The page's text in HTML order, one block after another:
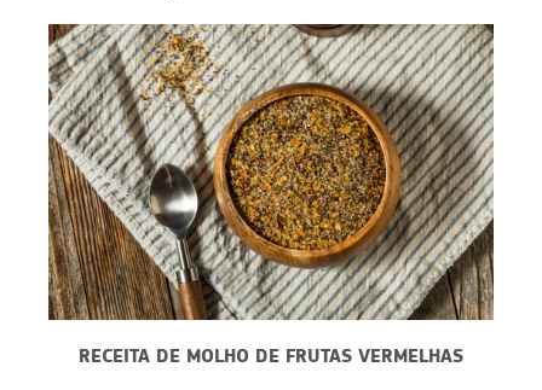
RECEITA DE MOLHO DE FRUTAS VERMELHAS